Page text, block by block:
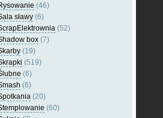
(46)
sławy (6)
(52)
box (7)
(19)
(519)
(6)
(6)
(20)
(60)